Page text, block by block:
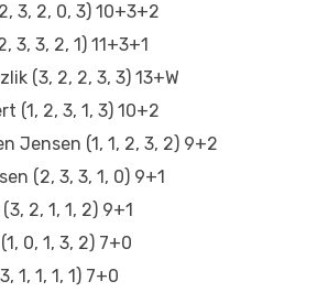
3, 2, 0, 3) 10+3+2
3, 3, 2, 1) 11+3+1
(3, 2, 2, 3, 3) 13+W
(1, 2, 3, 1, 3) 10+2
Jensen (1, 1, 2, 3, 2) 9+2
(2, 3, 3, 1, 0) 9+1
2, 1, 1, 2) 9+1
0, 1, 3, 2) 7+0
1, 1, 1, 1) 7+0